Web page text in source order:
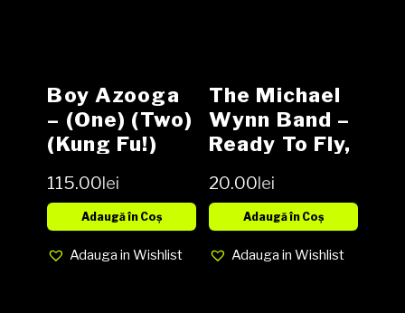
Boy Azooga
‎– (One) (Two)
(Kung Fu!)
115.00lei
Adaugă în Coș
Adauga in Wishlist
The Michael
Wynn Band ‎–
Ready To Fly,
Album (SH)
20.00lei
Adaugă în Coș
Adauga in Wishlist